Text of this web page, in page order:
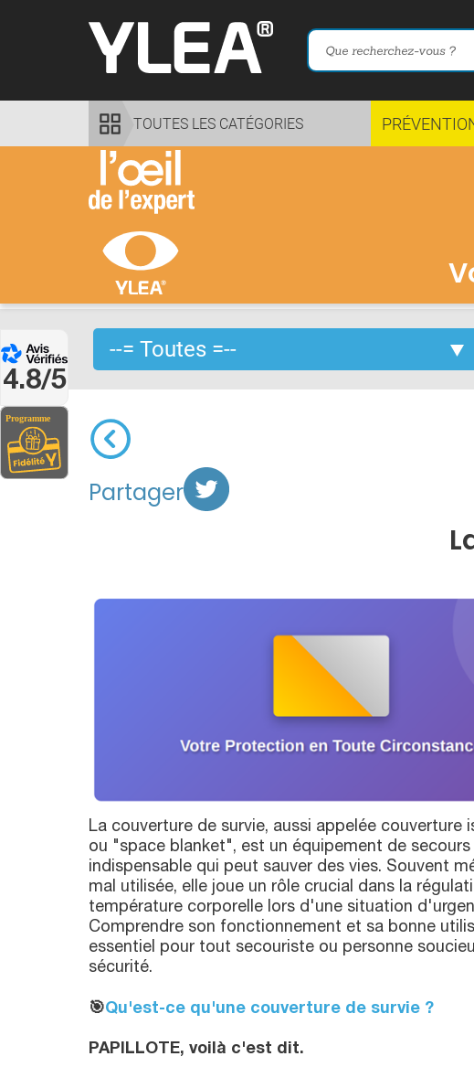
4.8/5
TOUTES LES CATÉGORIES
Partager
La couverture de survie, aussi appelée couverture
ou "space blanket", est un équipement de secours
indispensable qui peut sauver des vies. Souvent
mal utilisée, elle joue un rôle crucial dans la
température corporelle lors d'une situation
Comprendre son fonctionnement et sa bonne
essentiel pour tout secouriste ou personne
sécurité.
🎯Qu'est-ce qu'une couverture de survie ?
PAPILLOTE, voilà c'est dit.